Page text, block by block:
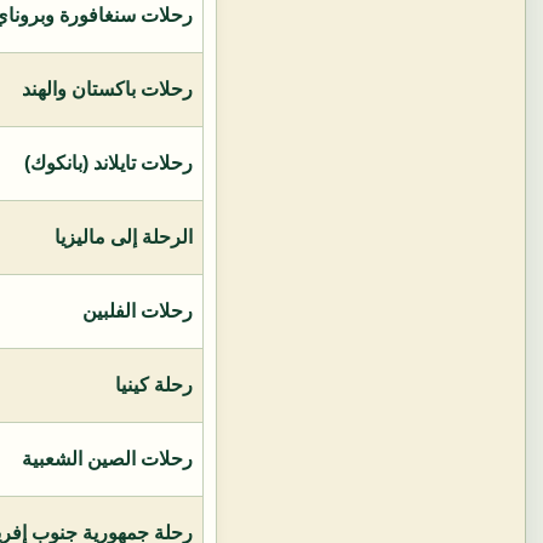
رحلات سنغافورة
رحلات باكستان والهند
رحلات تايلاند (بانكوك)
الرحلة إلى ماليزيا
رحلات الفلبين
رحلة كينيا
رحلات الصين الشعبية
رحلة جمهورية جنوب